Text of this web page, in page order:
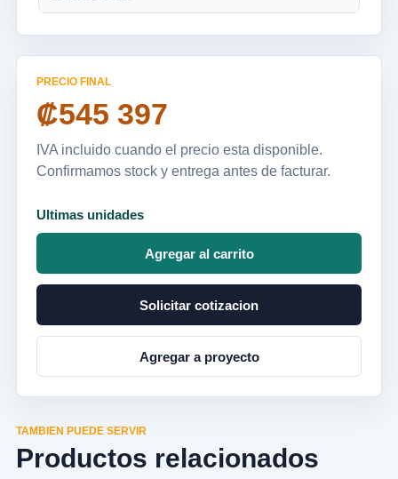
PRECIO FINAL
₡545 397
IVA incluido cuando el precio esta disponible.
Confirmamos stock y entrega antes de facturar.
Ultimas unidades
Agregar al carrito
Solicitar cotizacion
Agregar a proyecto
TAMBIEN PUEDE SERVIR
Productos relacionados